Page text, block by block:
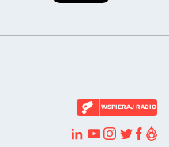
WSPIERAJ RADIO